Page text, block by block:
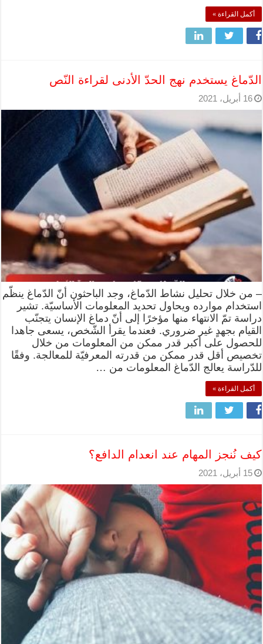
أكمل القراءة »
الدّماغ يستخدم نهج الحدّ الأدنى لقراءة النّص
16 أبريل، 2021
– من خلال تحليل نشاط الدّماغ، وجد الباحثون أنّ الدّماغ ينظّم
استخدام موارده ويحاول تحديد المعلومات الأساسيّة. تشير
دراسة تمّ الانتهاء منها مؤخرًا إلى أنّ دماغ الإنسان يتجنّب
القيام بجهدٍ غير ضروري. فعندما يقرأ الشّخص، يسعى جاهدا
للحصول على أكبر قدر ممكن من المعلومات من خلال
تخصيص أقل قدر ممكن من قدرته المعرفيّة للمعالجة. وفقًا
للدّراسة يعالج الدّماغ المعلومات من …
أكمل القراءة »
كيف نُنجز المهام عند انعدام الدافع؟
15 أبريل، 2021